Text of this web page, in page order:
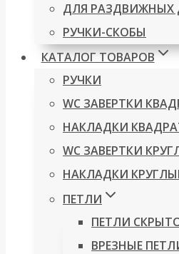
ДЛЯ РАЗДВИЖНЫХ
РУЧКИ-СКОБЫ
КАТАЛОГ ТОВАРОВ
РУЧКИ
WC ЗАВЕРТКИ
НАКЛАДКИ
WC ЗАВЕРТКИ
НАКЛАДКИ
ПЕТЛИ
ПЕТЛИ
ВРЕЗНЫЕ